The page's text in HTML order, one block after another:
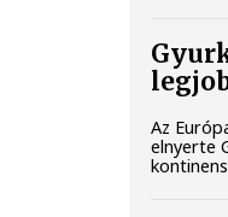
Az
elnyerte